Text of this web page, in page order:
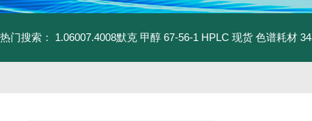
热门搜索： 1.06007.4008默克 甲醇 67-56-1 HPLC 现货 色谱耗材